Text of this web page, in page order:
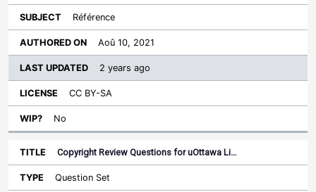
Référence
Aoû 10, 2021
2 years ago
CC BY-SA
No
Copyright Review Questions for uOttawa Li…
Question Set